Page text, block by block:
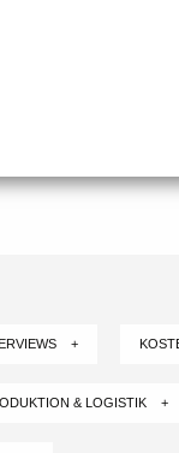
+
& LOGISTIK +